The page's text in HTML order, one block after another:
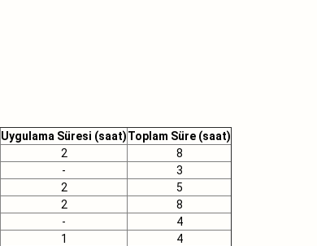
Uygulama Süresi (saat)Toplam Süre (saat)
2
8
-
3
2
5
2
8
-
4
1
4